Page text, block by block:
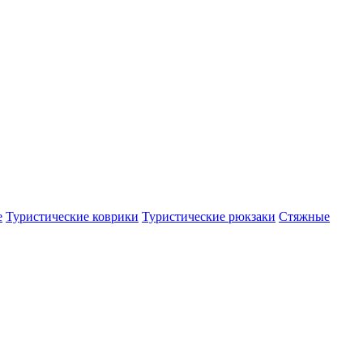
Туристические коврики Туристические рюкзаки Стяжные